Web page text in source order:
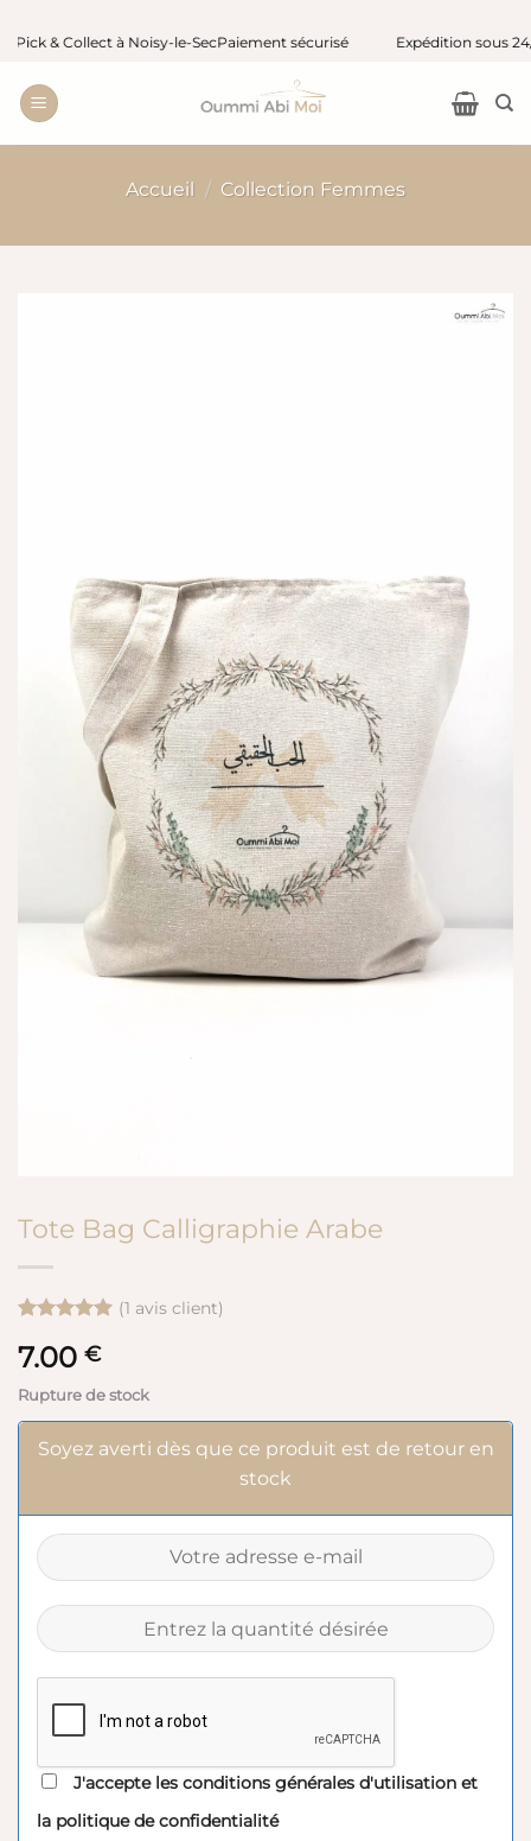
Passer
contenu
& Collect à Noisy-le-SecPaiement sécurisé Expédition sous 24/48
Accueil / Collection Femmes
Tote Bag Calligraphie Arabe
5 basé sur
notation
client
(1 avis client)
7.00 €
Rupture de stock
Soyez averti dès que ce produit est de retour en
stock
J'accepte les conditions générales d'utilisation et
la politique de confidentialité